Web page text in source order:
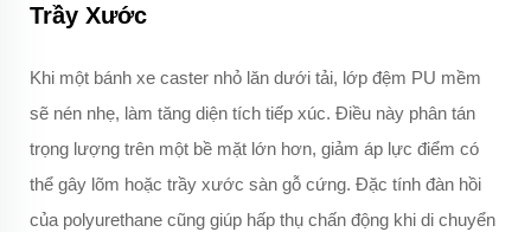
Trầy Xước
Khi một bánh xe caster nhỏ lăn dưới tải, lớp đệm PU mềm
sẽ nén nhẹ, làm tăng diện tích tiếp xúc. Điều này phân tán
trọng lượng trên một bề mặt lớn hơn, giảm áp lực điểm có
thể gây lõm hoặc trầy xước sàn gỗ cứng. Đặc tính đàn hồi
của polyurethane cũng giúp hấp thụ chấn động khi di chuyển